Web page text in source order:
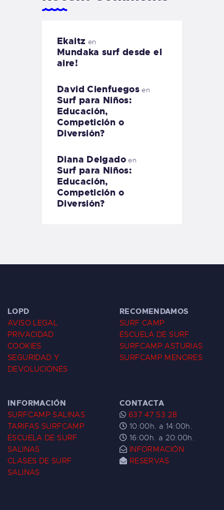
Ekaitz en
Mundaka surf desde el
aire!
David Cienfuegos en
Surf para Niños:
Educación,
Competición o
Diversión?
Diana Delgadoen
Surf para Niños:
Educación,
Competición o
Diversión?
LOPD
AVISO LEGAL
PRIVACIDAD
COOKIES
SEGURIDAD Y
DEVOLUCIONES
RECOMENDAMOS
SURF CAMP
ESCUELA DE SURF
SURFCAMP ASTURIAS
SURFCAMP MENORES
INFORMACIÓN
SURFCAMP SALINAS
TARIFAS SURFCAMP
ESCUELA DE SURF
SALINAS
CLASES DE SURF
SALINAS
CONTACTA
637 47 53 28
10:00h. a 14:00h.
16:00h. a 20:00h.
INFORMACIÓN
RESERVAS